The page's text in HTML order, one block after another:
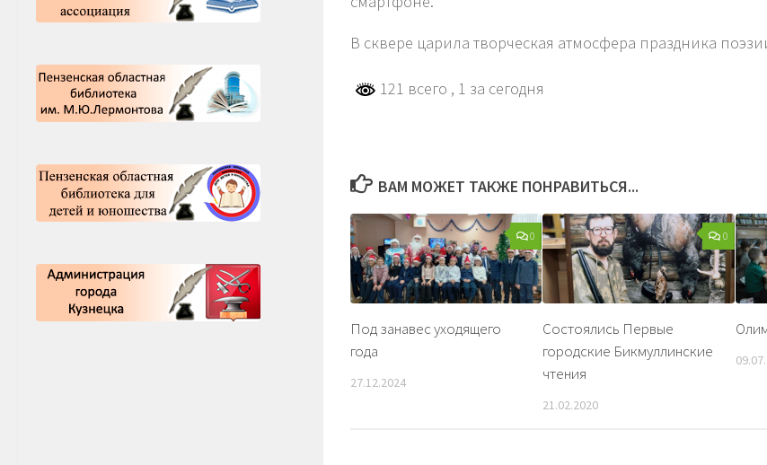
В сквере царила творческая атмосфера праздника
121 всего , 1 за сегодня
ВАМ МОЖЕТ ТАКЖЕ ПОНРАВИТЬСЯ...
0
Под занавес уходящего
года
27.12.2024
0
Состоялись Первые
городские Бикмуллинские
чтения
21.02.2020